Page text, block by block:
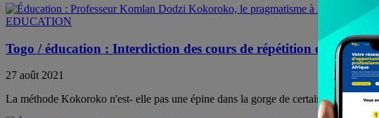
EDUCATION
Togo / éducation : Interdiction des cours de répétition et de
27 août 2021
La méthode Kokoroko n'est- elle pas une épine dans la gorge de certaines écoles